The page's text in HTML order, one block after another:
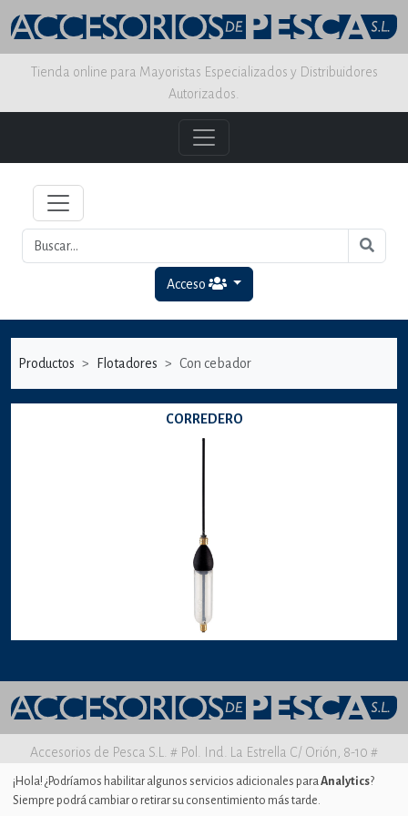
Tienda online para Mayoristas Especializados y Distribuidores
Autorizados.
Acceso
Productos Flotadores Con cebador
CORREDERO
Accesorios de Pesca S.L. # Pol. Ind. La Estrella C/ Orión, 8-10 #
30500 MOLINA DE SEGURA Murcia
Aviso legal
¡Hola! ¿Podríamos habilitar algunos servicios adicionales paraAnalytics?
Siempre podrá cambiar o retirar su consentimiento más tarde.